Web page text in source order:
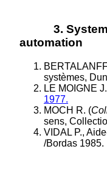
3.
automation
systèmes,
LE MOIGNE
1977.
MOCH R. (
sens,
VIDAL P.,
/Bordas 1985.